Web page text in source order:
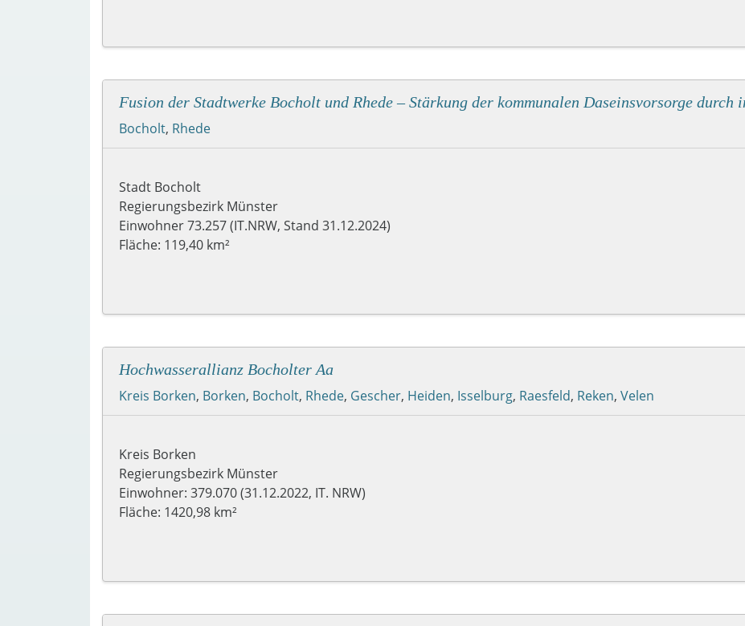
Fusion der Stadtwerke Bocholt und Rhede – Stärkung der kommunalen Daseinsvorsorge
Bocholt, Rhede
Stadt Bocholt
Regierungsbezirk Münster
Einwohner 73.257 (IT.NRW, Stand 31.12.2024)
Fläche: 119,40 km²
Hochwasserallianz Bocholter Aa
Kreis Borken, Borken, Bocholt, Rhede, Gescher, Heiden, Isselburg, Raesfeld, Reken, Velen
Kreis Borken
Regierungsbezirk Münster
Einwohner: 379.070 (31.12.2022, IT. NRW)
Fläche: 1420,98 km²